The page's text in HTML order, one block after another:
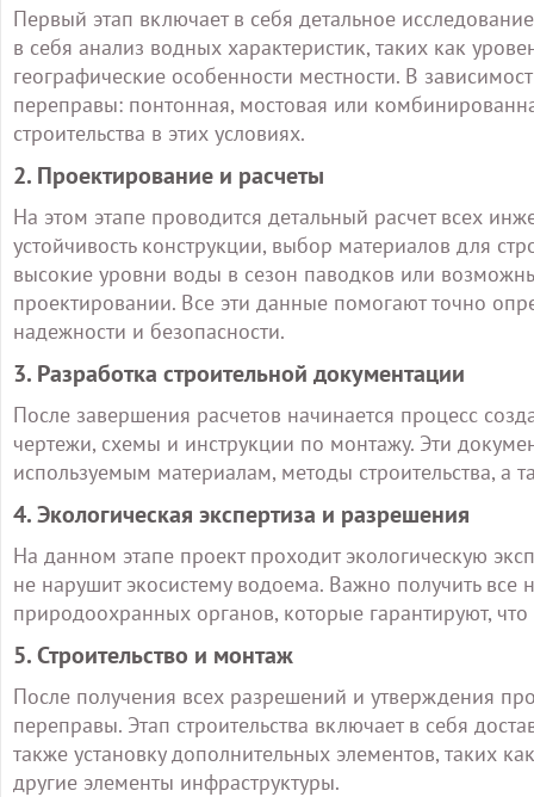
Первый этап включает в себя детальное
в себя анализ водных характеристик, таких как
географические особенности местности. В
переправы: понтонная, мостовая или
строительства в этих условиях.
2. Проектирование и расчеты
На этом этапе проводится детальный расчет всех
устойчивость конструкции, выбор материалов для
высокие уровни воды в сезон паводков или
проектировании. Все эти данные помогают точно
надежности и безопасности.
3. Разработка строительной документации
После завершения расчетов начинается процесс
чертежи, схемы и инструкции по монтажу. Эти
используемым материалам, методы строительства,
4. Экологическая экспертиза и разрешения
На данном этапе проект проходит экологическую
не нарушит экосистему водоема. Важно получить
природоохранных органов, которые гарантируют,
5. Строительство и монтаж
После получения всех разрешений и утверждения
переправы. Этап строительства включает в себя
также установку дополнительных элементов, таких
другие элементы инфраструктуры.